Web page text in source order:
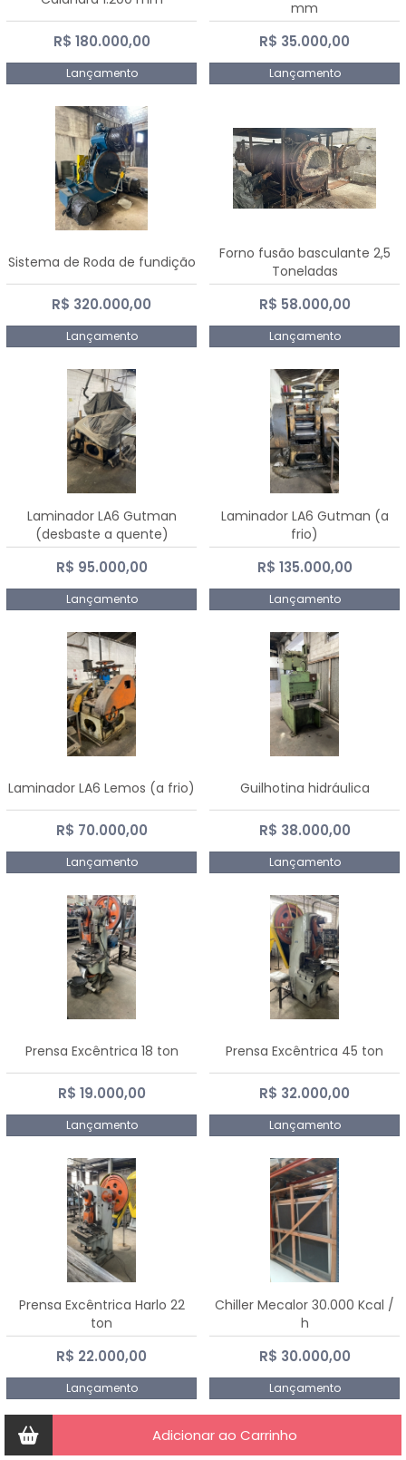
R$ 180.000,00
Lançamento
mm
R$ 35.000,00
Lançamento
Sistema de Roda de fundição
R$ 320.000,00
Lançamento
Forno fusão basculante 2,5
Toneladas
R$ 58.000,00
Lançamento
Laminador LA6 Gutman
(desbaste a quente)
R$ 95.000,00
Lançamento
Laminador LA6 Gutman (a
frio)
R$ 135.000,00
Lançamento
Laminador LA6 Lemos (a frio)
R$ 70.000,00
Lançamento
Guilhotina hidráulica
R$ 38.000,00
Lançamento
Prensa Excêntrica 18 ton
R$ 19.000,00
Lançamento
Prensa Excêntrica 45 ton
R$ 32.000,00
Lançamento
Prensa Excêntrica Harlo 22
ton
R$ 22.000,00
Lançamento
Chiller Mecalor 30.000 Kcal /
h
R$ 30.000,00
Lançamento
Adicionar ao Carrinho